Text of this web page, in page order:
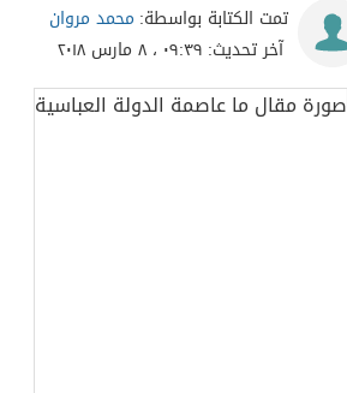
تمت الكتابة بواسطة: محمد مروان
آخر تحديث: ٠٩:٣٩ ، ٨ مارس ٢٠١٨